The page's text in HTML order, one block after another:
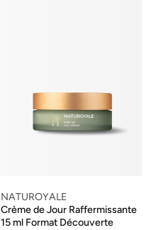
NATUROYALE
Crème de Jour Raffermissante
15 ml Format Découverte